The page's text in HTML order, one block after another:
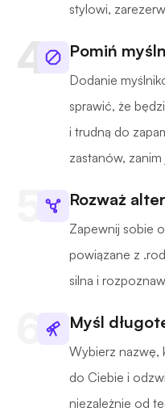
stylowi,
Pomiń
Dodanie
sprawić, że
i trudną do
zastanów, zanim
Rozważ
Zapewnij sobie
powiązane z
silna i
Myśl
Wybierz nazwę,
do Ciebie i
niezależnie od